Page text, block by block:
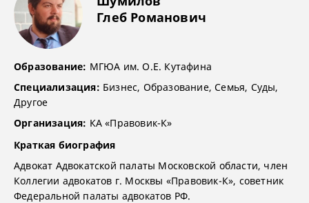
Глеб Романович
Образование: МГЮА им. О.Е. Кутафина
Специализация: Бизнес, Образование, Семья, Суды,
Другое
Организация: КА «Правовик-К»
Краткая биография
Адвокат Адвокатской палаты Московской области, член
Коллегии адвокатов г. Москвы «Правовик-К», советник
Федеральной палаты адвокатов РФ.